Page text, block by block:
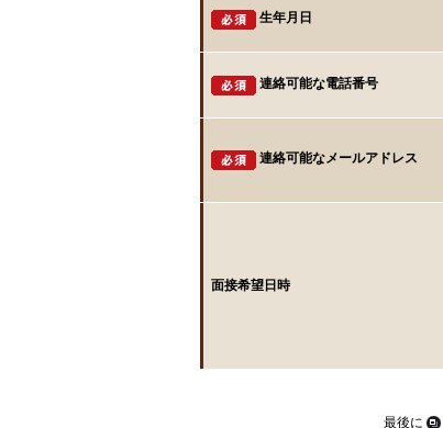
生年月日
連絡可能な電話番号
連絡可能なメールアドレス
面接希望日時
最後に